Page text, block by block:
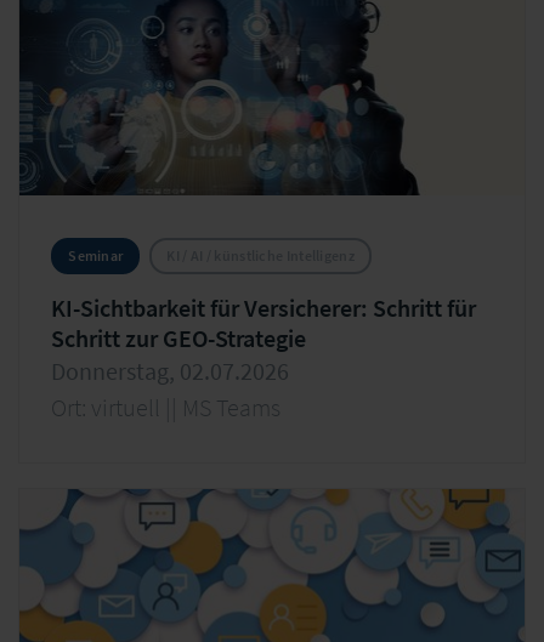
Seminar
KI-Sichtbarkeit für Versicherer: Schritt für
Schritt zur GEO-Strategie
Donnerstag, 02.07.2026
Ort: virtuell || MS Teams